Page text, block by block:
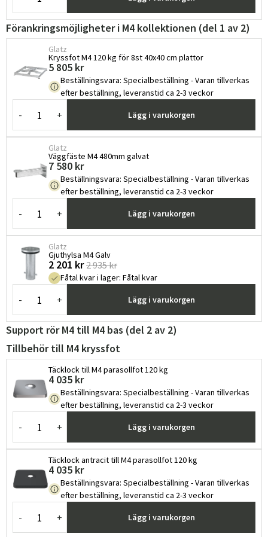
Sverige
Danmark
Norge
Förankringsmöjligheter i M4 kollektionen (del 1 av 2)
Glatz
Kryssfot M4 120 kg för 8st 40x40 cm plattor
5 805 kr
Beställningsvara: Specialbeställning - Varan tillverkas
efter beställning, leveranstid ca 2-3 veckor
- + Lägg i varukorgen
Glatz
Väggfäste M4 480mm galvat
7 580 kr
Beställningsvara: Specialbeställning - Varan tillverkas
efter beställning, leveranstid ca 2-3 veckor
- + Lägg i varukorgen
Glatz
Gjuthylsa M4 Galv
2 201 kr 2 935 kr
Fåtal kvar i lager: Fåtal kvar
- + Lägg i varukorgen
Support rör M4 till M4 bas (del 2 av 2)
Tillbehör till M4 kryssfot
Täcklock till M4 parasollfot 120 kg
4 035 kr
Beställningsvara: Specialbeställning - Varan tillverkas
efter beställning, leveranstid ca 2-3 veckor
- + Lägg i varukorgen
Täcklock antracit till M4 parasollfot 120 kg
4 035 kr
Beställningsvara: Specialbeställning - Varan tillverkas
efter beställning, leveranstid ca 2-3 veckor
- + Lägg i varukorgen